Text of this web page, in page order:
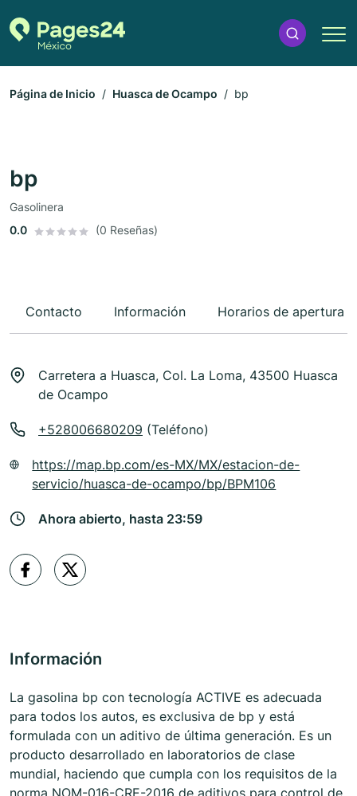
Página de Inicio Huasca de Ocampo bp
bp
Gasolinera
0.0
(0 Reseñas)
Contacto Información Horarios de apertura
Carretera a Huasca, Col. La Loma, 43500 Huasca
de Ocampo
+528006680209 (Teléfono)
https://map.bp.com/es-MX/MX/estacion-de-
servicio/huasca-de-ocampo/bp/BPM106
Ahora abierto, hasta 23:59
Información
La gasolina bp con tecnología ACTIVE es adecuada
para todos los autos, es exclusiva de bp y está
formulada con un aditivo de última generación. Es un
producto desarrollado en laboratorios de clase
mundial, haciendo que cumpla con los requisitos de la